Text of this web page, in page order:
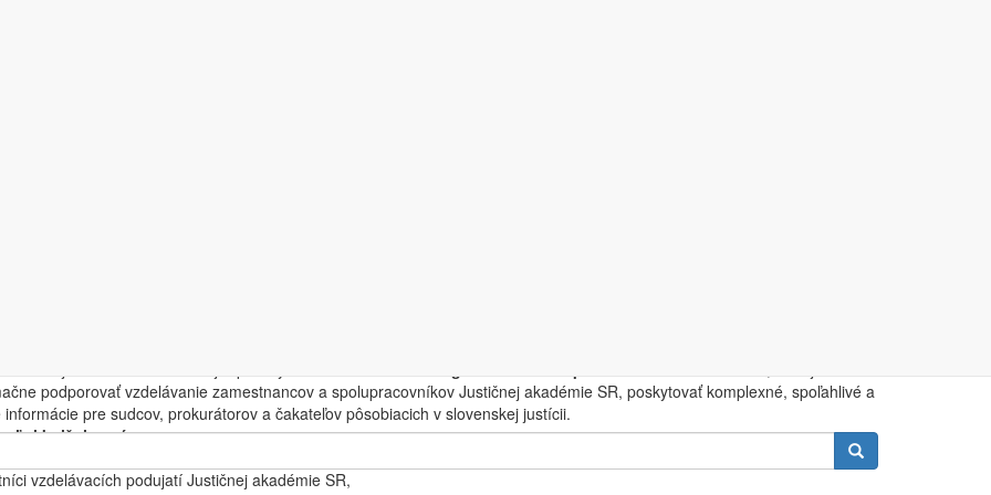
Rechercher
podporovať vzdelávanie zamestnancov a spolupracovníkov Justičnej akadémie SR, poskytovať komplexné, spoľahlivé a
informácie pre sudcov, prokurátorov a čakateľov pôsobiacich v slovenskej justícii.
knižnice sú:
vzdelávacích podujatí Justičnej akadémie SR,